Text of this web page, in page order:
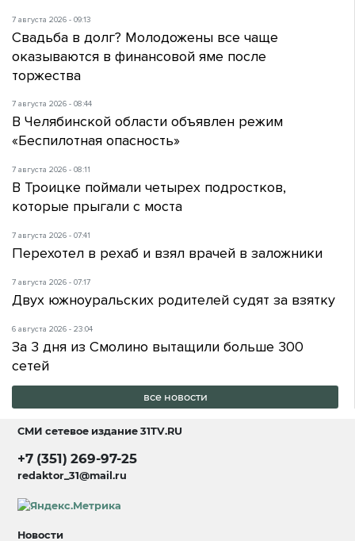
7 августа 2026 - 09:13
Свадьба в долг? Молодожены все чаще
оказываются в финансовой яме после
торжества
7 августа 2026 - 08:44
В Челябинской области объявлен режим
«Беспилотная опасность»
7 августа 2026 - 08:11
В Троицке поймали четырех подростков,
которые прыгали с моста
7 августа 2026 - 07:41
Перехотел в рехаб и взял врачей в заложники
7 августа 2026 - 07:17
Двух южноуральских родителей судят за взятку
6 августа 2026 - 23:04
За 3 дня из Смолино вытащили больше 300
сетей
все новости
СМИ сетевое издание31TV.RU
+7 (351) 269-97-25
redaktor_31@mail.ru
Новости